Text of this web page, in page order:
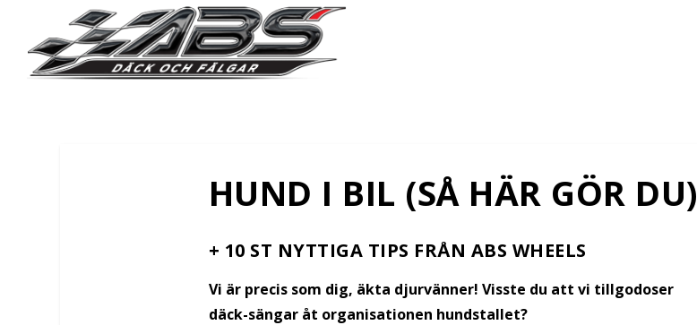
HUND I BIL (SÅ HÄR GÖR DU)
+ 10 ST NYTTIGA TIPS FRÅN ABS WHEELS
Vi är precis som dig, äkta djurvänner! Visste du att vi tillgodoser
däck-sängar åt organisationen hundstallet?